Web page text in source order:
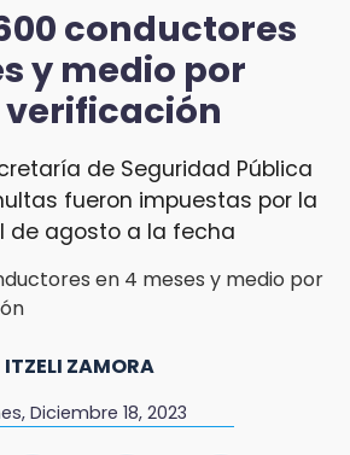
conductores
y medio por
de Seguridad Pública
fueron impuestas por la
de agosto a la fecha
ITZELI ZAMORA
Diciembre 18, 2023